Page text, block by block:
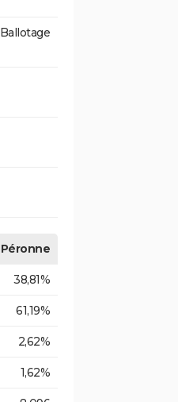
Ballotage
Péronne
38,81%
61,19%
2,62%
1,62%